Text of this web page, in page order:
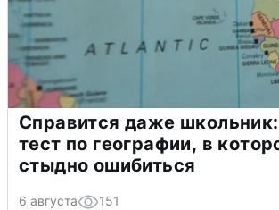
Справится даже
тест по географии, в
стыдно ошибиться
6 августа 151